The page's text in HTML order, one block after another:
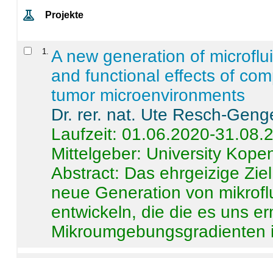
Projekte
1
A new generation of
and functional effects of
tumor microenvironments
Dr. rer. nat. Ute Resch-
Laufzeit: 01.06.2020-
Mittelgeber: University
Abstract: Das ehrgeizige
neue Generation von
entwickeln, die die es uns
Mikroumgebungsgradienten